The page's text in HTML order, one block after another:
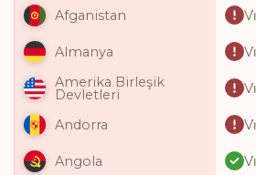
Afganistan
Almanya
Amerika Birleşik
Devletleri
Andorra
Angola